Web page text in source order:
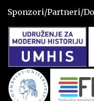
Sponzori/Partneri/